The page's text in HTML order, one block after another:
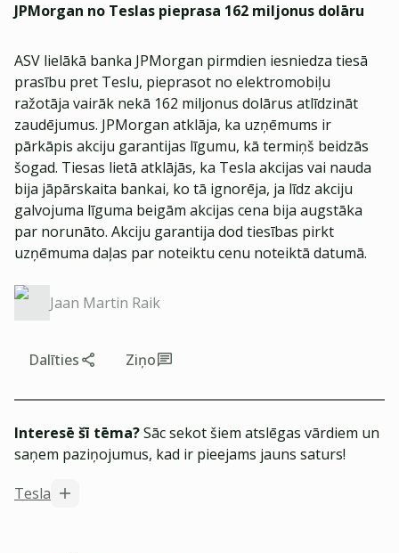
JPMorgan no Teslas pieprasa 162 miljonus dolāru
ASV lielākā banka JPMorgan pirmdien iesniedza tiesā
prasību pret Teslu, pieprasot no elektromobiļu
ražotāja vairāk nekā 162 miljonus dolārus atlīdzināt
zaudējumus. JPMorgan atklāja, ka uzņēmums ir
pārkāpis akciju garantijas līgumu, kā termiņš beidzās
šogad. Tiesas lietā atklājās, ka Tesla akcijas vai nauda
bija jāpārskaita bankai, ko tā ignorēja, ja līdz akciju
galvojuma līguma beigām akcijas cena bija augstāka
par norunāto. Akciju garantija dod tiesības pirkt
uzņēmuma daļas par noteiktu cenu noteiktā datumā.
Jaan Martin Raik
Dalīties Ziņo
Interesē šī tēma?Sāc sekot šiem atslēgas vārdiem un
saņem paziņojumus, kad ir pieejams jauns saturs!
Tesla